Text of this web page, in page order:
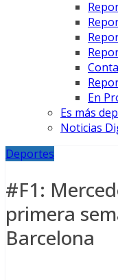
En
Es más
Noticias
Deportes
#F1:
primera
Barcelona